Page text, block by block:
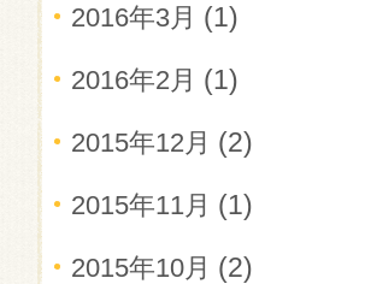
2016年3月 (1)
2016年2月 (1)
2015年12月 (2)
2015年11月 (1)
2015年10月 (2)